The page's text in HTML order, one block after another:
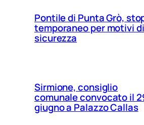
Pontile di Punta Grò,
temporaneo per motivi di
sicurezza
Sirmione, consiglio
comunale convocato il
giugno a Palazzo Callas